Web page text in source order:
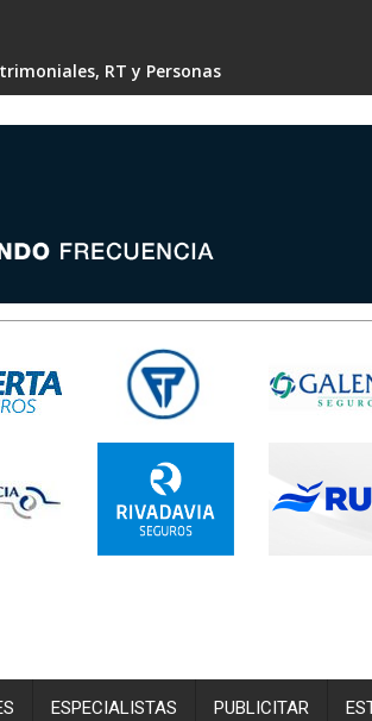
RT y Personas
ESPECIALISTAS PUBLICITAR